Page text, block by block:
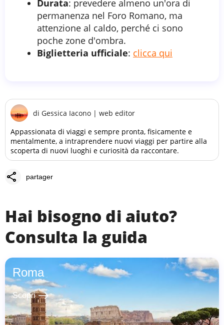
Durata: prevedere almeno un'ora di
permanenza nel Foro Romano, ma
attenzione al caldo, perché ci sono
poche zone d'ombra.
Biglietteria ufficiale: clicca qui
di Gessica Iacono | web editor
Appassionata di viaggi e sempre pronta, fisicamente e
mentalmente, a intraprendere nuovi viaggi per partire alla
scoperta di nuovi luoghi e curiosità da raccontare.
share partager
Hai bisogno di aiuto?
Consulta la guida
Roma
Scopri east